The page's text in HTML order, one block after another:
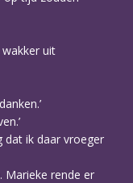
wakker uit
dat ik daar vroeger
Marieke rende er